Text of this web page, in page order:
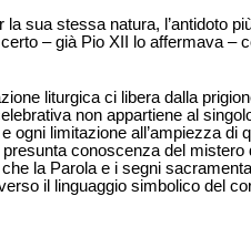
sua stessa natura, l’antidoto
– già Pio XII lo affermava –
liturgica ci libera dalla
non appartiene al
ogni limitazione all’ampiezza di
conoscenza del mistero
la Parola e i segni
il linguaggio simbolico del